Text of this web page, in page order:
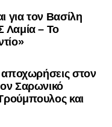
για τον Βασίλη
Λαμία – Το
αποχωρήσεις στον
Σαρωνικό
και